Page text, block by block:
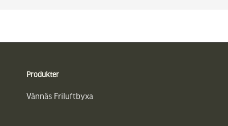
Produkter
Vännäs Friluftbyxa